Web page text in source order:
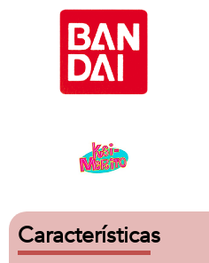
Características